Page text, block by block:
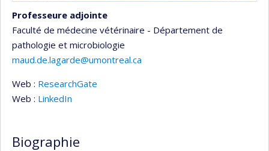
Professeure adjointe
Faculté de médecine vétérinaire - Département de
pathologie et microbiologie
maud.de.lagarde@umontreal.ca
Web : ResearchGate
Web : LinkedIn
Biographie